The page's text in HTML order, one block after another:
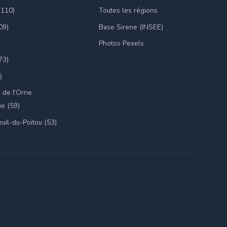
de l'Orne
(59)
du-Poitou (53)
Toutes les régions
Base Sirene (INSEE)
Photos Pexels